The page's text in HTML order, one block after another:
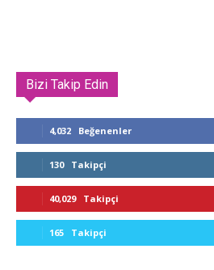
Bizi Takip Edin
4,032 Beğenenler
130 Takipçi
40,029 Takipçi
165 Takipçi